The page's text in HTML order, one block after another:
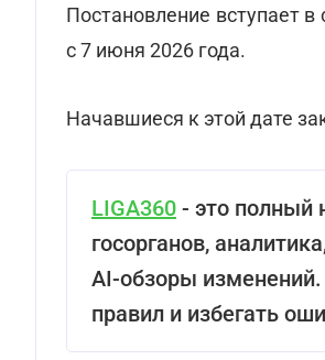
Постановление вступает
с 7 июня 2026 года.
Начавшиеся к этой дате
LIGA360 - это полный
госорганов,
AI-обзоры
правил и избегать